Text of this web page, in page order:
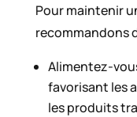
Pour maintenir
recommandons
Alimentez-
favorisant les
les produits